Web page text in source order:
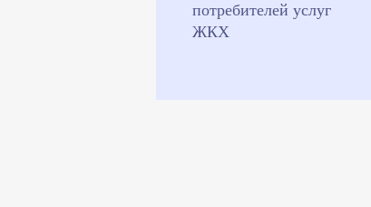
потребителей услуг
ЖКХ